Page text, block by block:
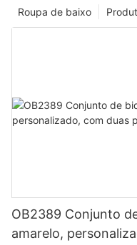
Roupa de baixo
OB2389 Conjunto
amarelo,